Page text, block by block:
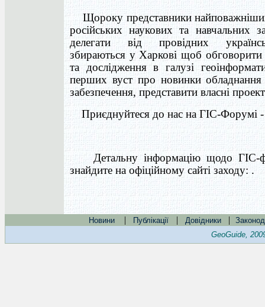
Щороку представники
російських наукових та навчальних
делегати від провідних
збираються у Харкові щоб обговорити
та дослідження в галузі
перших вуст про новинки обладнання
забезпечення, представити власні
Приєднуйтеся до нас на ГІС-Форумі
Детальну інформацію щодо ГІС-
знайдите на офіційному сайті заходу: .
Новини | Публікації | Довідники |
GeoGuide,